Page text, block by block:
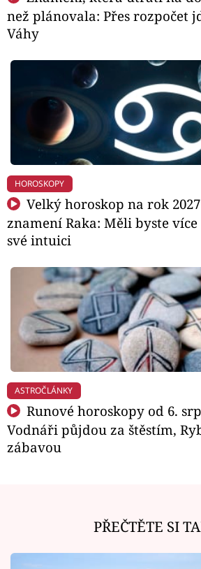
než plánovala: Přes rozpočet
Váhy
HOROSKOPY
Velký horoskop na rok
znamení Raka: Měli byste
své intuici
ASTROČLÁNKY
Runové horoskopy od 6.
Vodnáři půjdou za štěstím,
zábavou
PŘEČTĚTE SI